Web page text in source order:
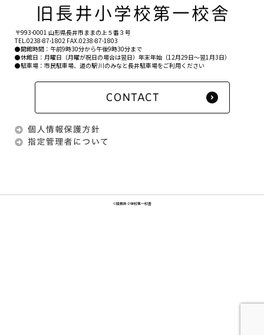
〒993-0001 山形県長井市ままの上５番３号
TEL.0238-87-1802 FAX.0238-87-1803
●開館時間：午前9時30分から午後9時30分まで
●休館日：月曜日（月曜が祝日の場合は翌日）年末年始（12月29日〜翌1月3日）
●駐車場：市民駐車場、道の駅 川のみなと長井駐車場をご利用ください
©旧長井小学校第一校舎